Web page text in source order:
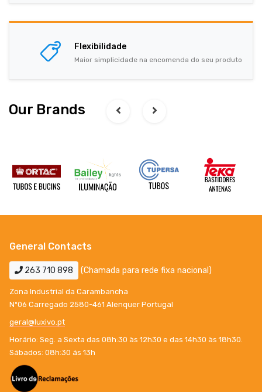
Flexibilidade
Maior simplicidade na encomenda do seu produto
Our Brands
General Contacts
263 710 898 (Chamada para rede fixa nacional)
Zona Industrial da Carambancha
Nº06 Carregado 2580-461 Alenquer Portugal
geral@luxivo.pt
Horário: Seg. a Sexta das 08h:30 às 12h30 e das 14h30 às 18h30.
Sábados: 08h:30 ás 13h